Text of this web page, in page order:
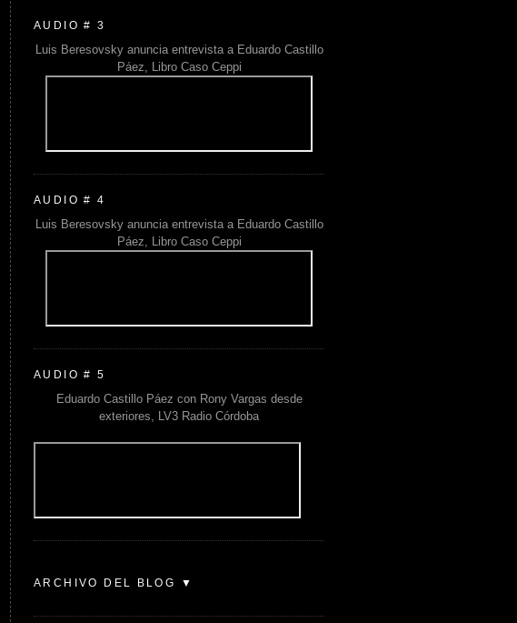
AUDIO # 3
Luis Beresovsky anuncia entrevista a Eduardo Castillo
Páez, Libro Caso Ceppi
AUDIO # 4
Luis Beresovsky anuncia entrevista a Eduardo Castillo
Páez, Libro Caso Ceppi
AUDIO # 5
Eduardo Castillo Páez con Rony Vargas desde
exteriores, LV3 Radio Córdoba
ARCHIVO DEL BLOG ▼